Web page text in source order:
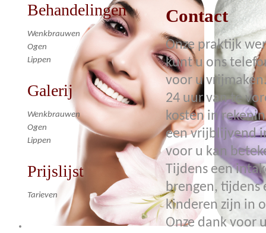
Behandelingen
Wenkbrauwen
Ogen
Lippen
Galerij
Wenkbrauwen
Ogen
Lippen
Prijslijst
Tarieven
Contact
Onze praktijk
kunt u ons
voor u
24 uur van te
kosten in
een vrijblijvend
voor u kan
Tijdens een
brengen, tijdens
kinderen zijn in
Onze dank voor